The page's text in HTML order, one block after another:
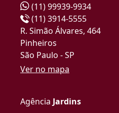
(11) 99939-9934
(11) 3914-5555
R. Simão Álvares, 464
Pinheiros
São Paulo - SP
Ver no mapa
Agência Jardins